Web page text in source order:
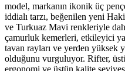
model, markanın ikonik üç
iddialı tarzı, beğenilen yeni
ve Turkuaz Mavi renkleriyle
çamurluk kemerleri, etkileyici
tavan rayları ve yerden yüksek
olduğunu vurguluyor. Rifter,
ergonomi ve üstün kalite